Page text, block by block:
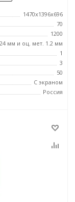
1470x1396x696
70
1200
мм и оц. мет. 1.2 мм
1
3
50
С экраном
Россия